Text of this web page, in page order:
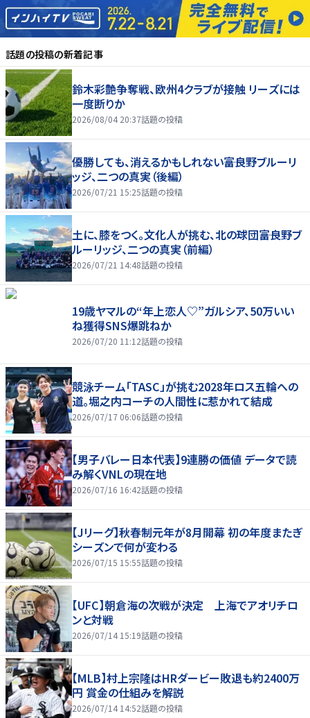
話題の投稿の新着記事
鈴木彩艶争奪戦、欧州4クラブが接触 リーズには
一度断りか
2026/08/04 20:37話題の投稿
優勝しても、消えるかもしれない――富良野ブルーリ
ッジ、二つの真実（後編）
2026/07/21 15:25話題の投稿
土に、膝をつく。文化人が挑む、北の球団――富良野ブ
ルーリッジ、二つの真実（前編）
2026/07/21 14:48話題の投稿
19歳ヤマルの“年上恋人♡”ガルシア、50万いい
ね獲得SNS爆跳ねか
2026/07/20 11:12話題の投稿
競泳チーム「TASC」が挑む2028年ロス五輪への
道。堀之内コーチの人間性に惹かれて結成
2026/07/17 06:06話題の投稿
【男子バレー日本代表】9連勝の価値 データで読
み解くVNLの現在地
2026/07/16 16:42話題の投稿
【Jリーグ】秋春制元年が8月開幕 初の年度またぎ
シーズンで何が変わる
2026/07/15 15:55話題の投稿
【UFC】朝倉海の次戦が決定 上海でアオリチロ
ンと対戦
2026/07/14 15:19話題の投稿
【MLB】村上宗隆はHRダービー敗退も約2400万
円 賞金の仕組みを解説
2026/07/14 14:52話題の投稿